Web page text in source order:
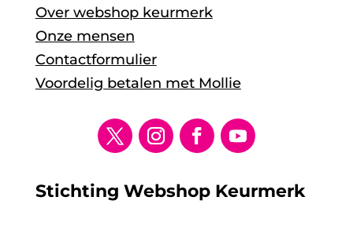
Over webshop keurmerk
Onze mensen
Contactformulier
Voordelig betalen met Mollie
Stichting Webshop Keurmerk